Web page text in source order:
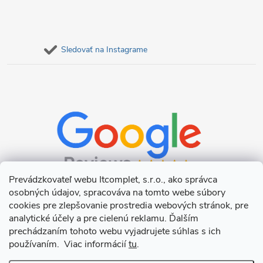
Prevádzkovateľ webu Itcomplet, s.r.o., ako správca
osobných údajov, spracováva na tomto webe súbory
cookies pre zlepšovanie prostredia webových stránok, pre
analytické účely a pre cielenú reklamu. Ďalším
prechádzaním tohoto webu vyjadrujete súhlas s ich
používaním. Viac informáciítu.
Sledovať na Instagrame